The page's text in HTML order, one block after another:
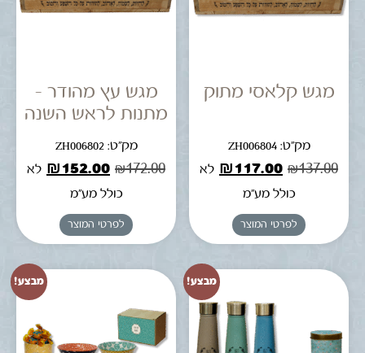
מגש קלאסי מתוק
מק"ט: ZH006804
₪137.00
₪117.00
לא
כולל מע"מ
לפרטי המוצר
מגש עץ מהודר –
מתנות לראש השנה
מק"ט: ZH006802
₪172.00
₪152.00
לא
כולל מע"מ
לפרטי המוצר
מבצע! מבצע!